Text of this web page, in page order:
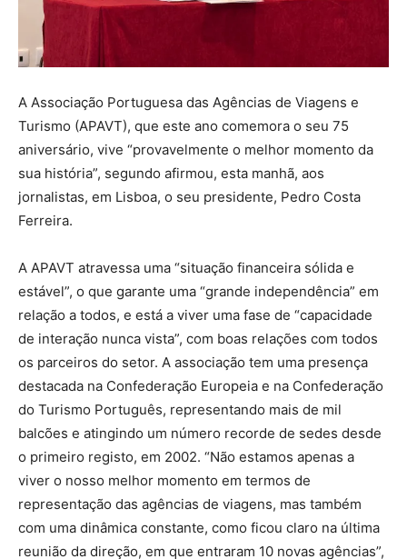
A Associação Portuguesa das Agências de Viagens e
Turismo (APAVT), que este ano comemora o seu 75
aniversário, vive “provavelmente o melhor momento da
sua história”, segundo afirmou, esta manhã, aos
jornalistas, em Lisboa, o seu presidente, Pedro Costa
Ferreira.
A APAVT atravessa uma “situação financeira sólida e
estável”, o que garante uma “grande independência” em
relação a todos, e está a viver uma fase de “capacidade
de interação nunca vista”, com boas relações com todos
os parceiros do setor. A associação tem uma presença
destacada na Confederação Europeia e na Confederação
do Turismo Português, representando mais de mil
balcões e atingindo um número recorde de sedes desde
o primeiro registo, em 2002. “Não estamos apenas a
viver o nosso melhor momento em termos de
representação das agências de viagens, mas também
com uma dinâmica constante, como ficou claro na última
reunião da direção, em que entraram 10 novas agências”,